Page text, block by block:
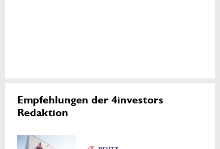
Empfehlungen der 4investors
Redaktion